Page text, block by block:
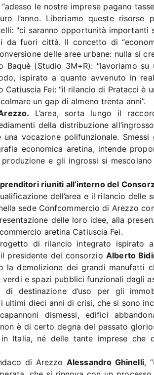
le nostre imprese pagano
l’anno. Liberiamo queste risorse
"ci saranno opportunità importanti
da fuori città. Il concetto di
delle aree urbane: nulla si
Baquè (Studio 3M+R): “lavoriamo su
ispirato a quanto avvenuto in
Catiuscia Fei: “il rilancio di Pratacci è
un gap di almeno trenta anni”.
L’area, sorta lungo il
della distribuzione
vocazione polifunzionale. Smessi
economica aretina, intende
e gli ingrossi si mescolano
riuniti all’interno del
dell’area e il rilancio delle
sede Confcommercio di Arezzo
delle loro idee, alla
aretina Catiuscia Fei.
di rilancio integrato ispirato
il presidente del consorzioAlberto
la demolizione dei grandi manufatti
e spazi pubblici funzionali dagli
destinazione d’uso per gli
dieci anni di crisi, che si sono
dismessi, edifici
è di certo degna del passato
Italia, né delle tante imprese che
di ArezzoAlessandro Ghinelli,